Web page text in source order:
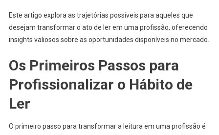
Este artigo explora as trajetórias possíveis para aqueles que
desejam transformar o ato de ler em uma profissão, oferecendo
insights valiosos sobre as oportunidades disponíveis no mercado.
Os Primeiros Passos para
Profissionalizar o Hábito de
Ler
O primeiro passo para transformar a leitura em uma profissão é